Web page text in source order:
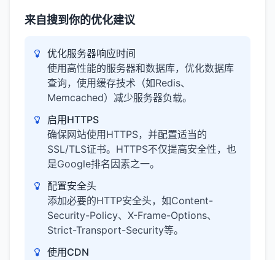
来自搜到你的优化建议
优化服务器响应时间
使用高性能的服务器和数据库，优化数据库
查询，使用缓存技术（如Redis、
Memcached）减少服务器负载。
启用HTTPS
确保网站使用HTTPS，并配置适当的
SSL/TLS证书。HTTPS不仅提高安全性，也
是Google排名因素之一。
配置安全头
添加必要的HTTP安全头，如Content-
Security-Policy、X-Frame-Options、
Strict-Transport-Security等。
使用CDN